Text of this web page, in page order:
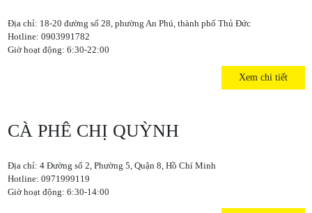
Địa chỉ: 18-20 đường số 28, phường An Phú, thành phố Thủ Đức
Hotline: 0903991782
Giờ hoạt động: 6:30-22:00
Xem chi tiết
CÀ PHÊ CHỊ QUỲNH
Địa chỉ: 4 Đường số 2, Phường 5, Quận 8, Hồ Chí Minh
Hotline: 0971999119
Giờ hoạt động: 6:30-14:00